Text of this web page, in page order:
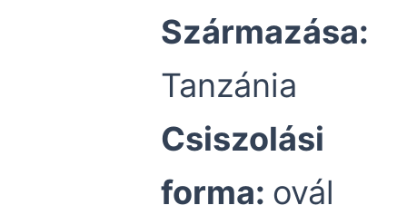
Származása:
Tanzánia
Csiszolási
forma: ovál